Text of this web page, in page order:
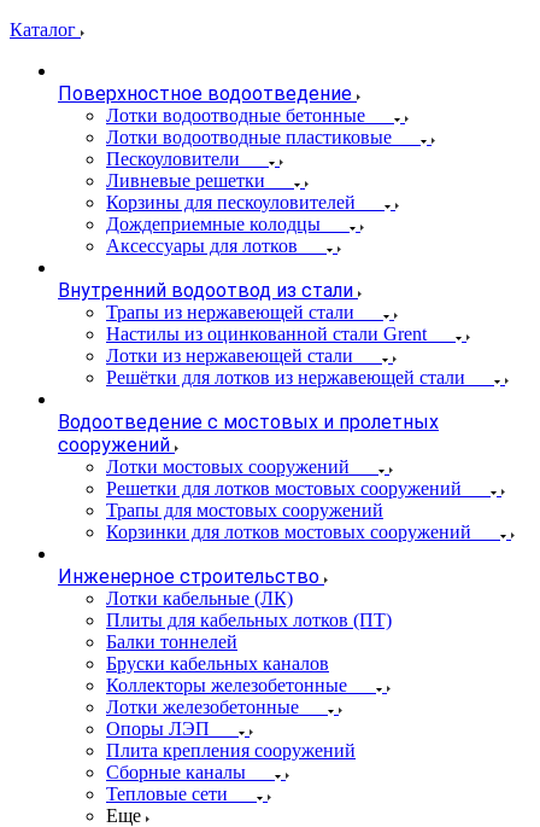
Каталог
Поверхностное водоотведение
Лотки водоотводные бетонные
Лотки водоотводные пластиковые
Пескоуловители
Ливневые решетки
Корзины для пескоуловителей
Дождеприемные колодцы
Аксессуары для лотков
Внутренний водоотвод из стали
Трапы из нержавеющей стали
Настилы из оцинкованной стали Grent
Лотки из нержавеющей стали
Решётки для лотков из нержавеющей стали
Водоотведение с мостовых и пролетных
сооружений
Лотки мостовых сооружений
Решетки для лотков мостовых сооружений
Трапы для мостовых сооружений
Корзинки для лотков мостовых сооружений
Инженерное строительство
Лотки кабельные (ЛК)
Плиты для кабельных лотков (ПТ)
Балки тоннелей
Бруски кабельных каналов
Коллекторы железобетонные
Лотки железобетонные
Опоры ЛЭП
Плита крепления сооружений
Сборные каналы
Тепловые сети
Еще